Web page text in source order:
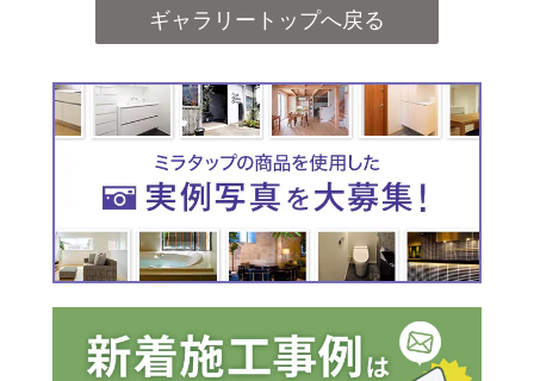
ギャラリートップへ戻る